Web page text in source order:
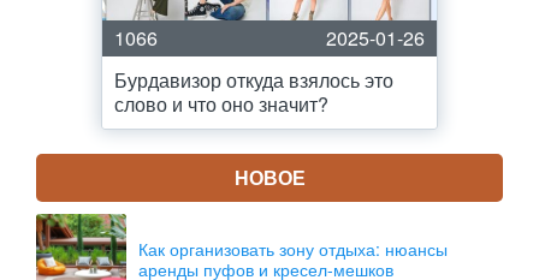
1066
2025-01-26
Бурдавизор откуда взялось это
слово и что оно значит?
НОВОЕ
Как организовать зону отдыха: нюансы
аренды пуфов и кресел-мешков